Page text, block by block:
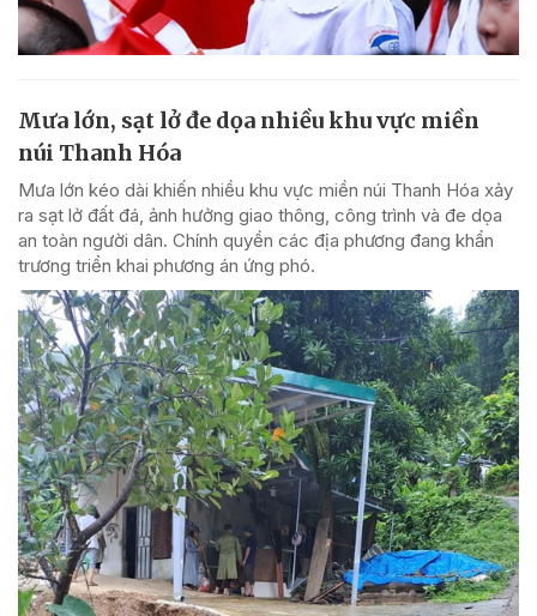
Mưa lớn, sạt lở đe dọa nhiều khu vực miền
núi Thanh Hóa
Mưa lớn kéo dài khiến nhiều khu vực miền núi Thanh Hóa xảy
ra sạt lở đất đá, ảnh hưởng giao thông, công trình và đe dọa
an toàn người dân. Chính quyền các địa phương đang khẩn
trương triển khai phương án ứng phó.